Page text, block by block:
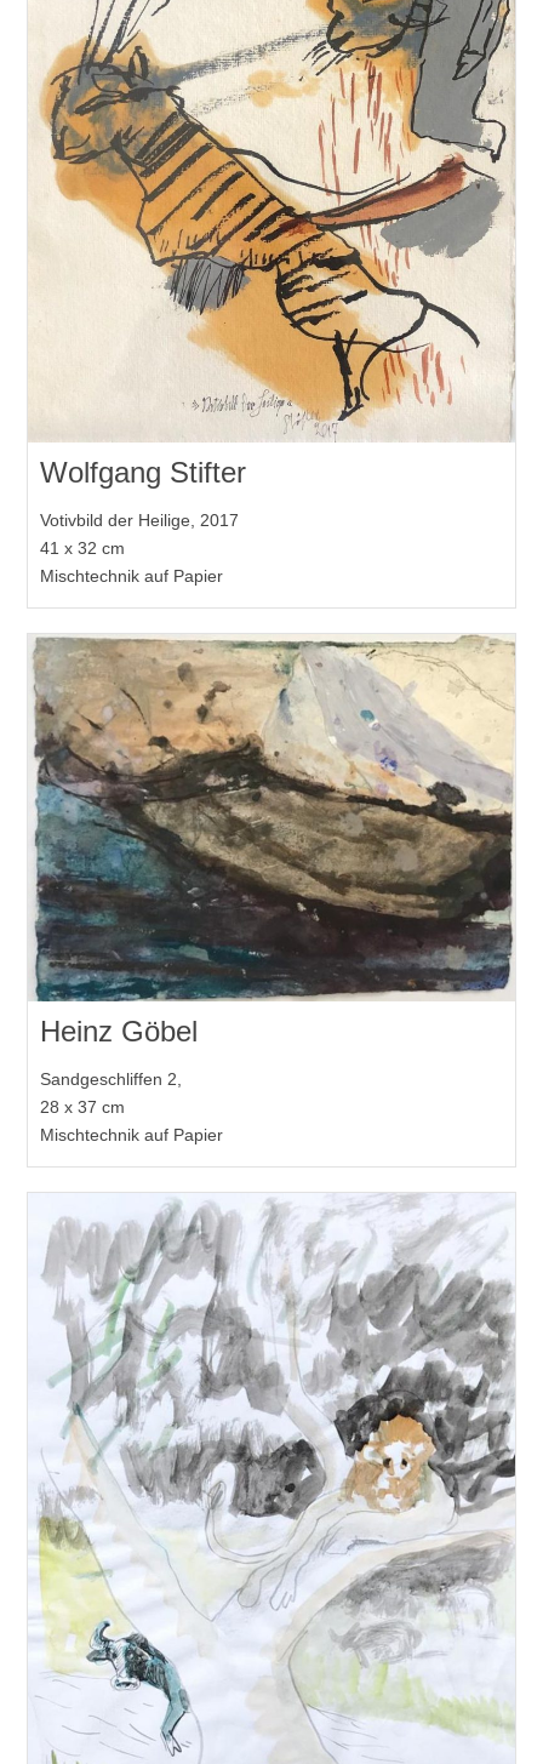
Wolfgang Stifter
Votivbild der Heilige, 2017
41 x 32 cm
Mischtechnik auf Papier
Heinz Göbel
Sandgeschliffen 2,
28 x 37 cm
Mischtechnik auf Papier